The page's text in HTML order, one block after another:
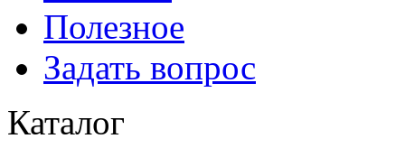
Полезное
Задать вопрос
Каталог